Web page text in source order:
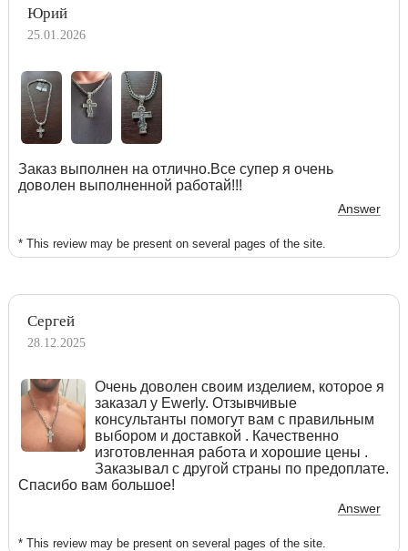
Юрий
25.01.2026
Заказ выполнен на отлично.Все супер я очень
доволен выполненной работай!!!
Answer
* This review may be present on several pages of the site.
Сергей
28.12.2025
Очень доволен своим изделием, которое я
заказал у Ewerly. Отзывчивые
консультанты помогут вам с правильным
выбором и доставкой . Качественно
изготовленная работа и хорошие цены .
Заказывал с другой страны по предоплате.
Спасибо вам большое!
Answer
* This review may be present on several pages of the site.